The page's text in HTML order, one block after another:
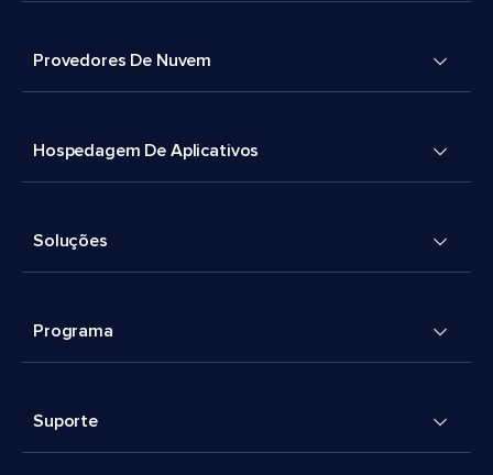
Provedores De Nuvem
Hospedagem De Aplicativos
Soluções
Programa
Suporte